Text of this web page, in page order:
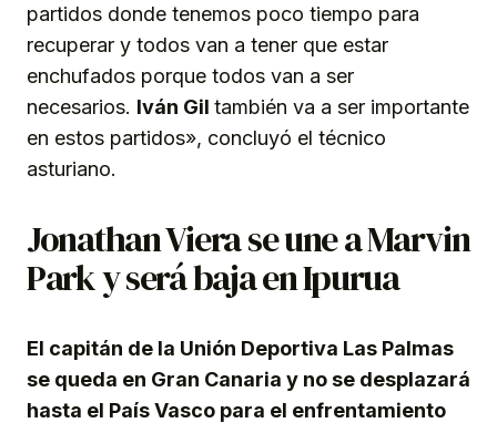
partidos donde tenemos poco tiempo para
recuperar y todos van a tener que estar
enchufados porque todos van a ser
necesarios. Iván Gil también va a ser importante
en estos partidos», concluyó el técnico
asturiano.
Jonathan Viera se une a Marvin
Park y será baja en Ipurua
El capitán de la Unión Deportiva Las Palmas
se queda en Gran Canaria y no se desplazará
hasta el País Vasco para el enfrentamiento